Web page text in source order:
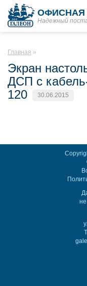
ОФИСНАЯ
Надежный
Главная
Экран
ДСП с
120
30.06.2015